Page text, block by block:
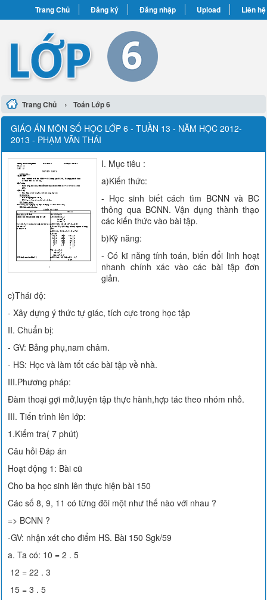
Trang Chủ Đăng ký Đăng nhập Upload Liên hệ
Trang Chủ › Toán Lớp 6
GIÁO ÁN MÔN SỐ HỌC LỚP 6 - TUẦN 13 - NĂM HỌC 2012-
2013 - PHẠM VĂN THÁI
I. Mục tiêu :
a)Kiến thức:
- Học sinh biết cách tìm BCNN và BC
thông qua BCNN. Vận dụng thành thạo
các kiến thức vào bài tập.
b)Kỹ năng:
- Có kĩ năng tính toán, biến đổi linh hoạt
nhanh chính xác vào các bài tập đơn
giản.
c)Thái độ:
- Xây dựng ý thức tự giác, tích cực trong học tập
II. Chuẩn bị:
- GV: Bảng phụ,nam châm.
- HS: Học và làm tốt các bài tập về nhà.
III.Phương pháp:
Đàm thoại gợi mở,luyện tập thực hành,hợp tác theo nhóm nhỏ.
III. Tiến trình lên lớp:
1.Kiểm tra( 7 phút)
Câu hỏi Đáp án
Hoạt động 1: Bài cũ
Cho ba học sinh lên thực hiện bài 150
Các số 8, 9, 11 có từng đôi một như thế nào với nhau ?
=> BCNN ?
-GV: nhận xét cho điểm HS. Bài 150 Sgk/59
a. Ta có: 10 = 2 . 5
12 = 22 . 3
15 = 3 . 5